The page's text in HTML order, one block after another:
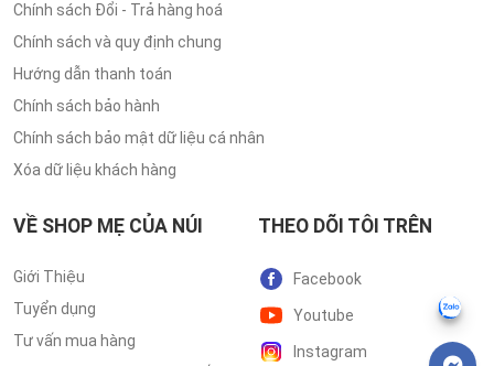
Chính sách Đổi - Trả hàng hoá
Chính sách và quy định chung
Hướng dẫn thanh toán
Chính sách bảo hành
Chính sách bảo mật dữ liệu cá nhân
Xóa dữ liệu khách hàng
VỀ SHOP MẸ CỦA NÚI
Giới Thiệu
Tuyển dụng
Tư vấn mua hàng
THEO DÕI TÔI TRÊN
Facebook
Youtube
Instagram